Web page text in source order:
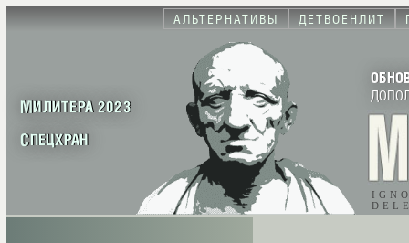
АЛЬТЕРНАТИВЫ ДЕТВОЕНЛИТ
МИЛИТЕРА 2023
СПЕЦХРАН